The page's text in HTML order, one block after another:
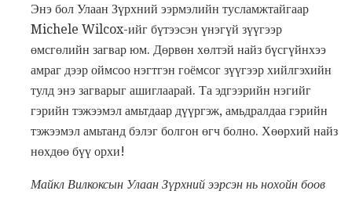
Энэ бол Улаан Зүрхний ээрмэлийн тусламжтайгаар
Michele Wilcox-ийг бүтээсэн үнэгүй зүүгээр
өмсгөлийн загвар юм. Дөрвөн хөлтэй найз бүсгүйнхээ
амраг дээр оймсоо нэгтгэн гоёмсог зүүгээр хийлгэхийн
тулд энэ загварыг ашиглаарай. Та эдгээрийн нэгийг
гэрийн тэжээмэл амьтдаар дүүргэж, амьдралдаа гэрийн
тэжээмэл амьтанд бэлэг болгон өгч болно. Хөөрхий найз
нөхдөө бүү орхи!
Майкл Вилкоксын Улаан Зүрхний ээрсэн нь нохойн боов